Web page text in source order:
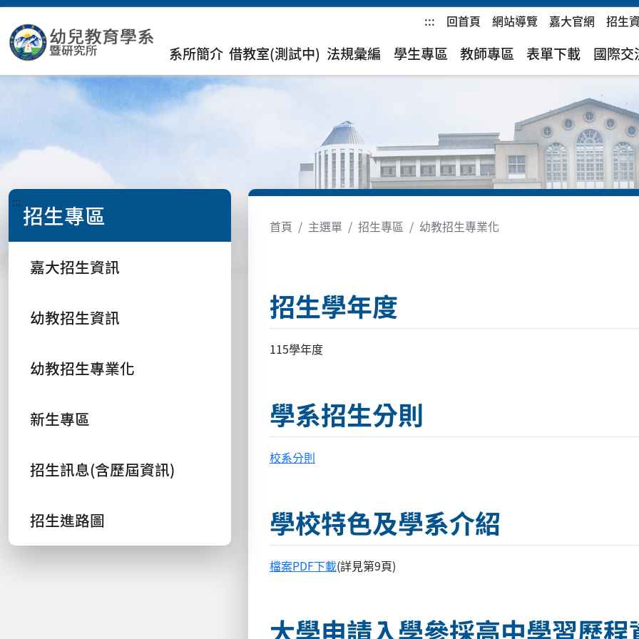
::: 回首頁 網站導覽 嘉大官網 招生
系所簡介 借教室(測試中) 法規彙編 學生專區 教師專區 表單下載 國際交
::: 招生專區
嘉大招生資訊
幼教招生資訊
幼教招生專業化
新生專區
招生訊息(含歷屆資訊)
招生進路圖
首頁 主選單 招生專區 幼教招生專業化
招生學年度
115學年度
學系招生分則
校系分則
學校特色及學系介紹
檔案PDF下載(詳見第9頁)
大學申請入學參採高中學習歷程